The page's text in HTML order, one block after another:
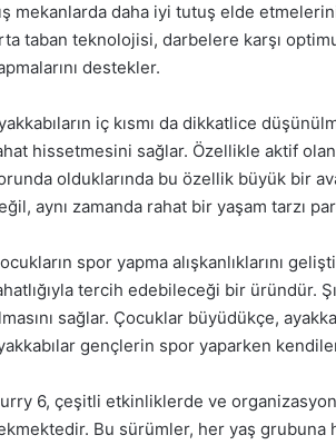
mekanlarda daha iyi tutuş elde
taban teknolojisi, darbelere karşı
destekler.
iç kısmı da dikkatlice
hissetmesini sağlar. Özellikle aktif
olduklarında bu özellik büyük bir
aynı zamanda rahat bir yaşam tarzı
spor yapma alışkanlıklarını
tercih edebileceği bir üründür.
sağlar. Çocuklar büyüdükçe,
gençlerin spor yaparken
6, çeşitli etkinliklerde ve
Bu sürümler, her yaş grubuna